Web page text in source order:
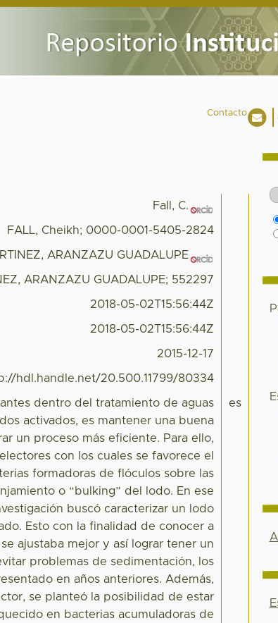
Contacto
Fall, C.
FALL, Cheikh; 0000-0001-5405-2824
ARANZAZU GUADALUPE
ARANZAZU GUADALUPE; 552297
2018-05-02T15:56:44Z
2018-05-02T15:56:44Z
2015-12-17
hdl.handle.net/20.500.11799/80334
dentro del tratamiento de aguas
activados, es mantener una buena
un proceso más eficiente. Para ello,
con los cuales se favorece el
formadoras de flóculos sobre las
o “bulking” del lodo. En ese
buscó caracterizar un lodo
Esto con la finalidad de conocer a
ajustaba mejor y así lograr tener un
problemas de sedimentación, los
en años anteriores. Además,
se planteó la posibilidad de estar
en bacterias acumuladoras de
es